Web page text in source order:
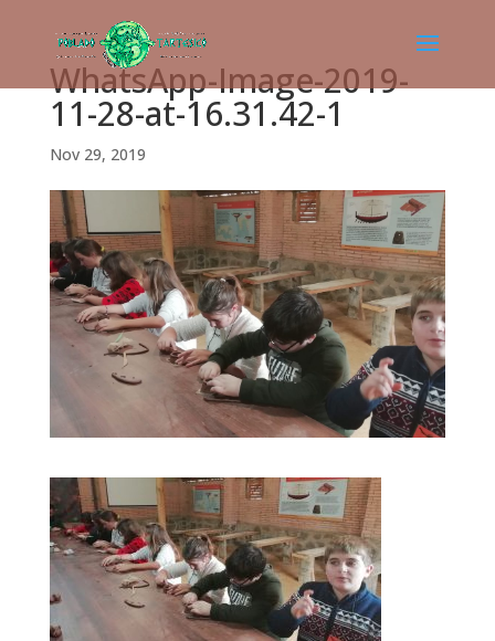
WhatsApp-Image-2019-
11-28-at-16.31.42-1
Nov 29, 2019